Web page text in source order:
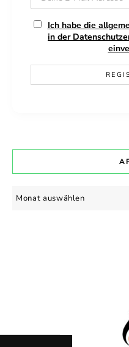
Ich habe die
in der
Archiv